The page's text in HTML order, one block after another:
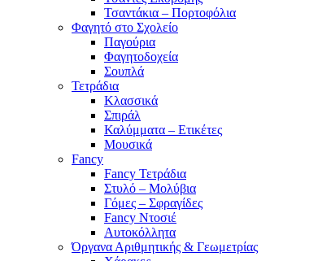
Τσαντάκια – Πορτοφόλια
Φαγητό στο Σχολείο
Παγούρια
Φαγητοδοχεία
Σουπλά
Τετράδια
Κλασσικά
Σπιράλ
Καλύμματα – Ετικέτες
Μουσικά
Fancy
Fancy Τετράδια
Στυλό – Μολύβια
Γόμες – Σφραγίδες
Fancy Ντοσιέ
Αυτοκόλλητα
Όργανα Αριθμητικής & Γεωμετρίας